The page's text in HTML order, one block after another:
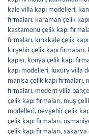
kale villa kapı modelleri,
firmaları, karaman çelik
kastamonu çelik kapı
firmaları, kırıkkale çelik
kırşehir çelik kapı firmaları,
kapısı, konya çelik kapı
kapı modelleri, luxury villa
manisa çelik kapı firmaları,
firmaları, modern villa bahçe
çelik kapı firmaları, muş
modelleri, nevşehir çelik
çelik kapı firmaları,
çelik kapı firmaları,sakarya